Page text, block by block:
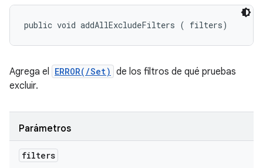
public void addAllExcludeFilters ( filters)
Agrega el ERROR(/Set) de los filtros de qué pruebas
excluir.
Parámetros
filters